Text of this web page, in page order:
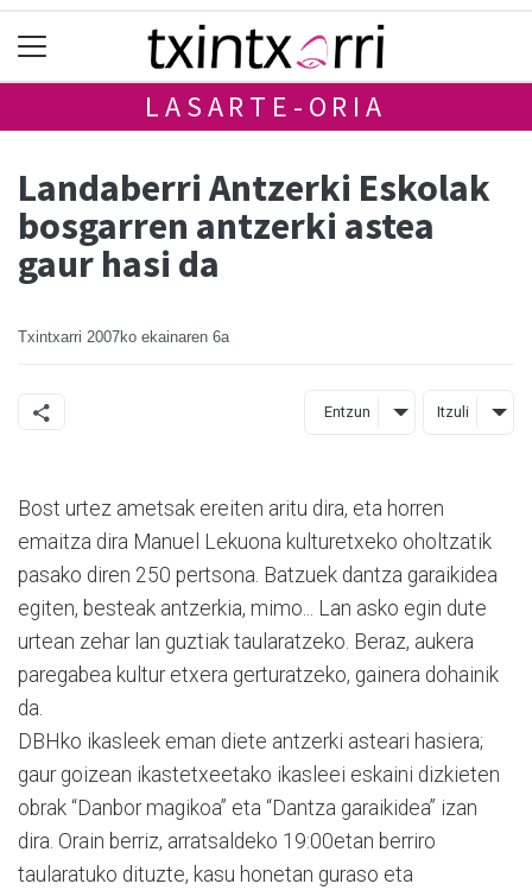
LASARTE-ORIA
Landaberri Antzerki Eskolak
bosgarren antzerki astea
gaur hasi da
Txintxarri 2007ko ekainaren 6a
Entzun Itzuli
Bost urtez ametsak ereiten aritu dira, eta horren
emaitza dira Manuel Lekuona kulturetxeko oholtzatik
pasako diren 250 pertsona. Batzuek dantza garaikidea
egiten, besteak antzerkia, mimo... Lan asko egin dute
urtean zehar lan guztiak taularatzeko. Beraz, aukera
paregabea kultur etxera gerturatzeko, gainera dohainik
da.
DBHko ikasleek eman diete antzerki asteari hasiera;
gaur goizean ikastetxeetako ikasleei eskaini dizkieten
obrak “Danbor magikoa” eta “Dantza garaikidea” izan
dira. Orain berriz, arratsaldeko 19:00etan berriro
taularatuko dituzte, kasu honetan guraso eta